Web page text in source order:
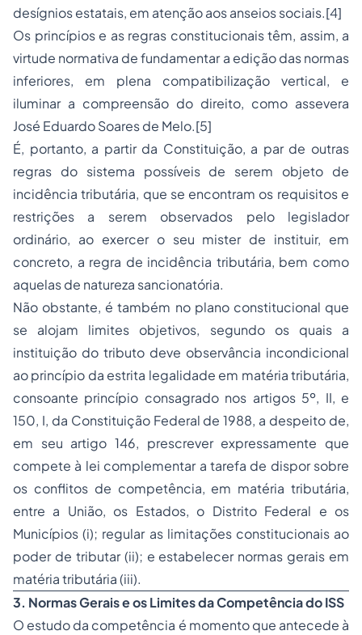
desígnios estatais, em atenção aos anseios sociais.[4]
Os princípios e as regras constitucionais têm, assim, a
virtude normativa de fundamentar a edição das normas
inferiores, em plena compatibilização vertical, e
iluminar a compreensão do direito, como assevera
José Eduardo Soares de Melo.[5]
É, portanto, a partir da Constituição, a par de outras
regras do sistema possíveis de serem objeto de
incidência tributária, que se encontram os requisitos e
restrições a serem observados pelo legislador
ordinário, ao exercer o seu mister de instituir, em
concreto, a regra de incidência tributária, bem como
aquelas de natureza sancionatória.
Não obstante, é também no plano constitucional que
se alojam limites objetivos, segundo os quais a
instituição do tributo deve observância incondicional
ao princípio da estrita legalidade em matéria tributária,
consoante princípio consagrado nos artigos 5º, II, e
150, I, da Constituição Federal de 1988, a despeito de,
em seu artigo 146, prescrever expressamente que
compete à lei complementar a tarefa de dispor sobre
os conflitos de competência, em matéria tributária,
entre a União, os Estados, o Distrito Federal e os
Municípios (i); regular as limitações constitucionais ao
poder de tributar (ii); e estabelecer normas gerais em
matéria tributária (iii).
3. Normas Gerais e os Limites da Competência do ISS
O estudo da competência é momento que antecede à